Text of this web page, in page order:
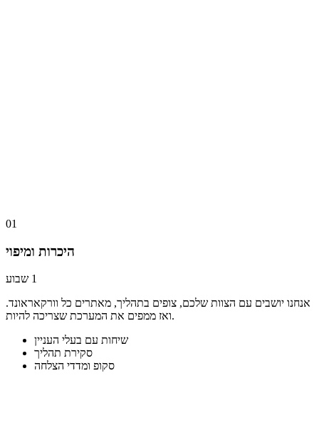
01
היכרות ומיפוי
אנחנו יושבים עם הצוות שלכם, צופים בתהליך, מאתרים כל וורקאראונד.
ואז ממפים את המערכת שצריכה להיות.
שיחות עם בעלי העניין
סקירת תהליך
סקופ ומדדי הצלחה